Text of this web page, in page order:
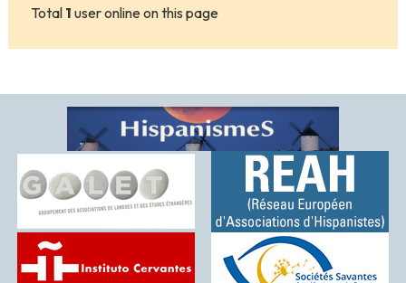
Total 1 user online on this page